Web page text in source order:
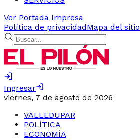
Ver Portada Impresa
Política de privacidadMapa del sitio
Ingresar
viernes, 7 de agosto de 2026
VALLEDUPAR
POLÍTICA
ECONOMÍA